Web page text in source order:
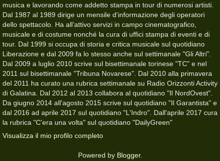
musica e lavorando come addetto stampa in tour di numerosi artisti.
Dal 1987 al 1989 dirige un mensile d'informazione degli operatori
dello spettacolo. Ha all’attivo servizi in campo cinematografico,
musicale e di costume nonché la cura di uffici stampa di eventi e di
tour. Dal 1999 si occupa di storia e critica musicale sul quotidiano
Liberazione e dal 2009 fa lo stesso anche sul settimanale "Gli Altri".
Dal 2009 a luglio 2010 scrive sul bisettimanale torinese "TC" e nel
2011 sul bisettimanale "Tribuna Novarese". Dal 2010 alla primavera
del 2011 ha curato una rubrica settimanale su Radio Orizzonti Activity
di Galatina. Dal 2012 al 2013 collabora al quotidiano "Il NordOvest".
Da giugno 2014 all'agosto 2015 scrive sul quotidiano "Il Garantista" e
dal 2016 ad aprile 2017 sul quotidiano "L'Indro". Dall'aprile 2017 cura
la rubrica "C'era una volta" sul quotidiano "DailyGreen"
Visualizza il mio profilo completo
Powered by Blogger.